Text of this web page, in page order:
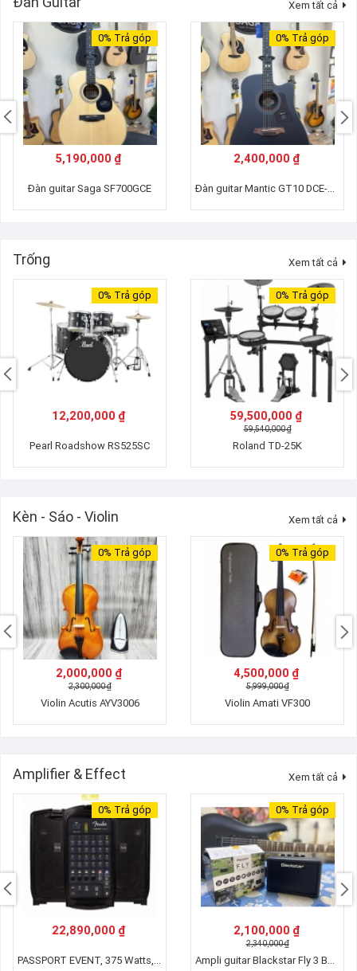
Xem tất cả
0% Trả góp
5,190,000 ₫
Đàn guitar Saga SF700GCE
0% Trả góp
2,400,000 ₫
Đàn guitar Mantic GT10 DCE-BK
Trống Xem tất cả
0% Trả góp
12,200,000 ₫
Pearl Roadshow RS525SC
0% Trả góp
59,500,000 ₫
59,540,000 ₫
Roland TD-25K
Kèn - Sáo - Violin Xem tất cả
0% Trả góp
2,000,000 ₫
2,300,000 ₫
Violin Acutis AYV3006
0% Trả góp
4,500,000 ₫
5,999,000 ₫
Violin Amati VF300
Amplifier & Effect Xem tất cả
0% Trả góp
22,890,000 ₫
PASSPORT EVENT, 375 Watts, 230V EU DS
0% Trả góp
2,100,000 ₫
2,340,000 ₫
Ampli guitar Blackstar Fly 3 BA102012